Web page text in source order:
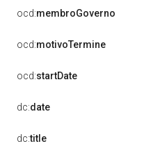
ocd:membroGoverno
ocd:motivoTermine
ocd:startDate
dc:date
dc:title